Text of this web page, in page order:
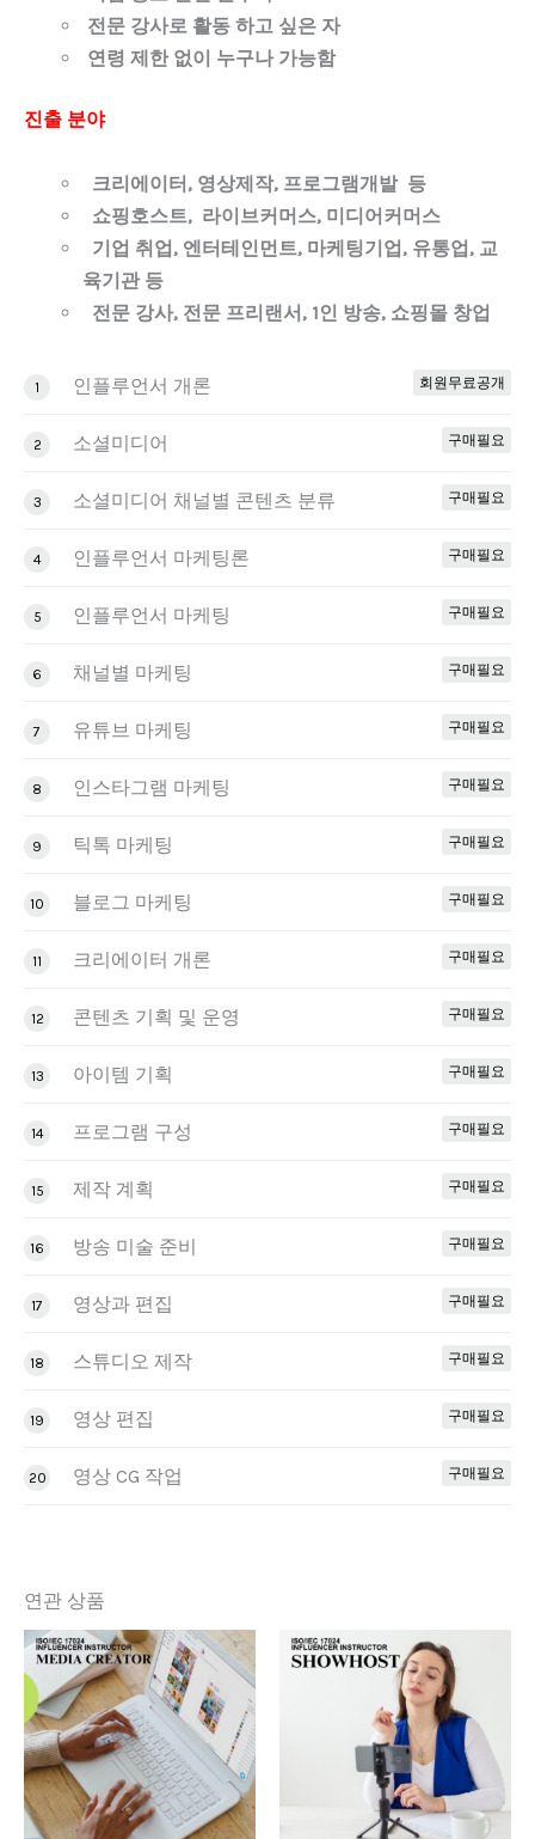
전문 강사로 활동 하고 싶은 자
연령 제한 없이 누구나 가능함
진출 분야
크리에이터, 영상제작, 프로그램개발 등
쇼핑호스트, 라이브커머스, 미디어커머스
기업 취업, 엔터테인먼트, 마케팅기업, 유통업, 교
육기관 등
전문 강사, 전문 프리랜서, 1인 방송, 쇼핑몰 창업
1 인플루언서 개론 회원무료공개
2 소셜미디어 구매필요
3 소셜미디어 채널별 콘텐츠 분류 구매필요
4 인플루언서 마케팅론 구매필요
5 인플루언서 마케팅 구매필요
6 채널별 마케팅 구매필요
7 유튜브 마케팅 구매필요
8 인스타그램 마케팅 구매필요
9 틱톡 마케팅 구매필요
10 블로그 마케팅 구매필요
11 크리에이터 개론 구매필요
12 콘텐츠 기획 및 운영 구매필요
13 아이템 기획 구매필요
14 프로그램 구성 구매필요
15 제작 계획 구매필요
16 방송 미술 준비 구매필요
17 영상과 편집 구매필요
18 스튜디오 제작 구매필요
19 영상 편집 구매필요
20 영상 CG 작업 구매필요
연관 상품